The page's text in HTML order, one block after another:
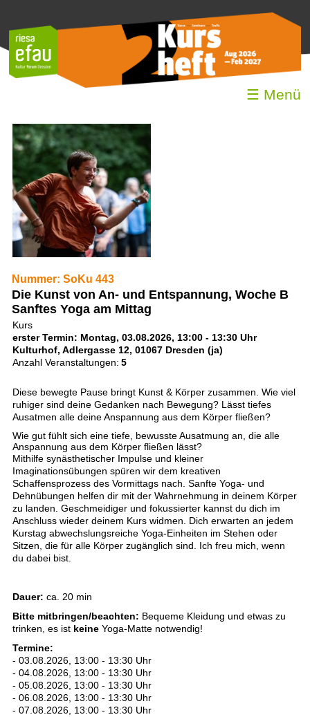
☰ Menü
Nummer: SoKu 443
Die Kunst von An- und Entspannung, Woche B
Sanftes Yoga am Mittag
Kurs
erster Termin: Montag, 03.08.2026, 13:00 - 13:30 Uhr
Kulturhof, Adlergasse 12, 01067 Dresden (ja)
Anzahl Veranstaltungen: 5
Diese bewegte Pause bringt Kunst & Körper zusammen. Wie viel
ruhiger sind deine Gedanken nach Bewegung? Lässt tiefes
Ausatmen alle deine Anspannung aus dem Körper fließen?
Wie gut fühlt sich eine tiefe, bewusste Ausatmung an, die alle
Anspannung aus dem Körper fließen lässt?
Mithilfe synästhetischer Impulse und kleiner
Imaginationsübungen spüren wir dem kreativen
Schaffensprozess des Vormittags nach. Sanfte Yoga- und
Dehnübungen helfen dir mit der Wahrnehmung in deinem Körper
zu landen. Geschmeidiger und fokussierter kannst du dich im
Anschluss wieder deinem Kurs widmen. Dich erwarten an jedem
Kurstag abwechslungsreiche Yoga-Einheiten im Stehen oder
Sitzen, die für alle Körper zugänglich sind. Ich freu mich, wenn
du dabei bist.
Dauer: ca. 20 min
Bitte mitbringen/beachten: Bequeme Kleidung und etwas zu
trinken, es ist keineYoga-Matte notwendig!
Termine:
- 03.08.2026, 13:00 - 13:30 Uhr
- 04.08.2026, 13:00 - 13:30 Uhr
- 05.08.2026, 13:00 - 13:30 Uhr
- 06.08.2026, 13:00 - 13:30 Uhr
- 07.08.2026, 13:00 - 13:30 Uhr